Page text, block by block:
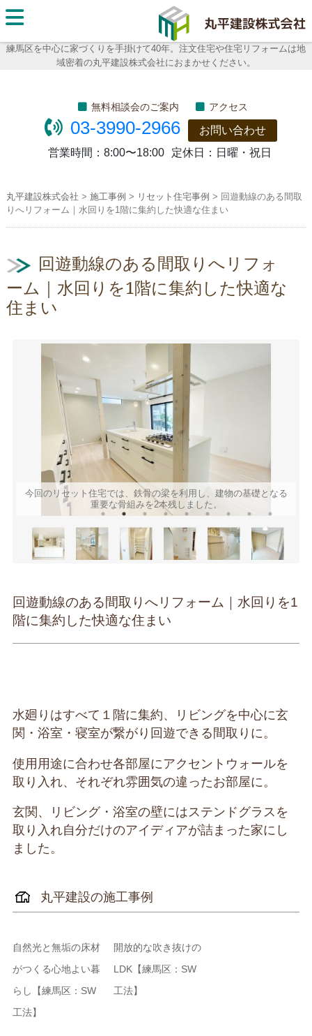
練馬区を中心に家づくりを手掛けて40年。注文住宅や住宅リフォームは地
域密着の丸平建設株式会社におまかせください。
丸平建
設株式
無料相談会のご案内 アクセス
03-3990-2966
お問い合わせ
営業時間： 8:00〜18:00 定休日： 日曜・祝日
丸平建設株式会社 > 施工事例 > リセット住宅事例 > 回遊動線のある間取
りへリフォーム｜水回りを1階に集約した快適な住まい
回遊動線のある間取りへリフォ
ーム｜水回りを1階に集約した快適な
住まい
今回のリセット住宅では、鉄骨の梁を利用し、建物の基礎となる
重要な骨組みを2本残しました。
回遊動線のある間取りへリフォーム｜水回りを1
階に集約した快適な住まい
水廻りはすべて１階に集約、リビングを中心に玄
関・浴室・寝室が繋がり回遊できる間取りに。
使用用途に合わせ各部屋にアクセントウォールを
取り入れ、それぞれ雰囲気の違ったお部屋に。
玄関、リビング・浴室の壁にはステンドグラスを
取り入れ自分だけのアイディアが詰まった家にし
ました。
丸平建設の施工事例
自然光と無垢の床材
がつくる心地よい暮
らし【練馬区：SW
工法】
開放的な吹き抜けの
LDK【練馬区：SW
工法】